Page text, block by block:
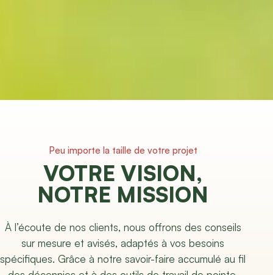
Peu importe la taille de votre projet
VOTRE VISION,
NOTRE MISSION
À l’écoute de nos clients, nous offrons des conseils
sur mesure et avisés, adaptés à vos besoins
spécifiques. Grâce à notre savoir-faire accumulé au fil